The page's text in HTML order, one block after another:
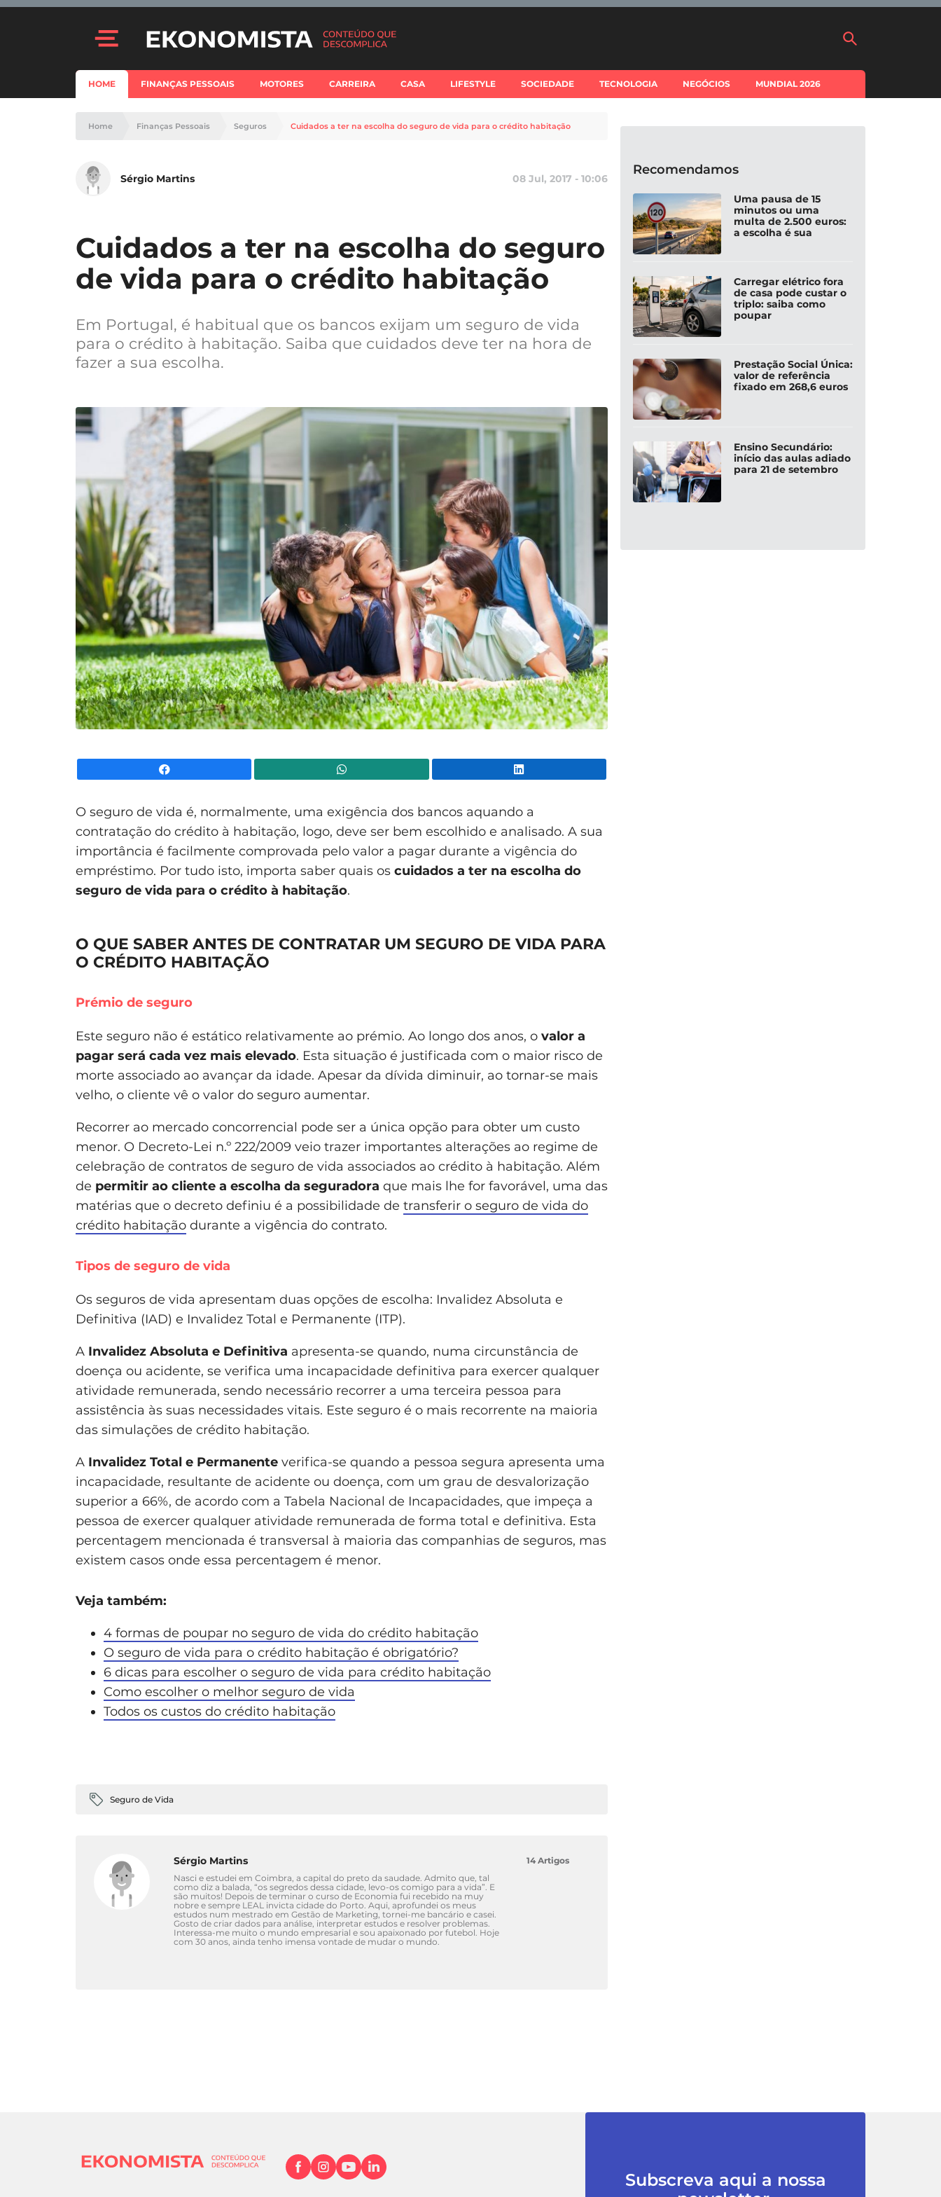
HOME FINANÇAS PESSOAIS MOTORES CARREIRA CASA LIFESTYLE SOCIEDADE TECNOLOGIA NEGÓCIOS MUNDIAL 2026
Home Finanças Pessoais Seguros Cuidados a ter na escolha do seguro de vida para o crédito habitação
Sérgio Martins 08 Jul, 2017 - 10:06
Cuidados a ter na escolha do seguro
de vida para o crédito habitação
Em Portugal, é habitual que os bancos exijam um seguro de vida
para o crédito à habitação. Saiba que cuidados deve ter na hora de
fazer a sua escolha.
O seguro de vida é, normalmente, uma exigência dos bancos aquando a
contratação do crédito à habitação, logo, deve ser bem escolhido e analisado. A sua
importância é facilmente comprovada pelo valor a pagar durante a vigência do
empréstimo. Por tudo isto, importa saber quais os cuidados a ter na escolha do
seguro de vida para o crédito à habitação.
O QUE SABER ANTES DE CONTRATAR UM SEGURO DE VIDA PARA
O CRÉDITO HABITAÇÃO
Prémio de seguro
Este seguro não é estático relativamente ao prémio. Ao longo dos anos, o valor a
pagar será cada vez mais elevado. Esta situação é justificada com o maior risco de
morte associado ao avançar da idade. Apesar da dívida diminuir, ao tornar-se mais
velho, o cliente vê o valor do seguro aumentar.
Recorrer ao mercado concorrencial pode ser a única opção para obter um custo
menor. O Decreto-Lei n.º 222/2009 veio trazer importantes alterações ao regime de
celebração de contratos de seguro de vida associados ao crédito à habitação. Além
de permitir ao cliente a escolha da seguradora que mais lhe for favorável, uma das
matérias que o decreto definiu é a possibilidade de transferir o seguro de vida do
crédito habitação durante a vigência do contrato.
Tipos de seguro de vida
Os seguros de vida apresentam duas opções de escolha: Invalidez Absoluta e
Definitiva (IAD) e Invalidez Total e Permanente (ITP).
A Invalidez Absoluta e Definitiva apresenta-se quando, numa circunstância de
doença ou acidente, se verifica uma incapacidade definitiva para exercer qualquer
atividade remunerada, sendo necessário recorrer a uma terceira pessoa para
assistência às suas necessidades vitais. Este seguro é o mais recorrente na maioria
das simulações de crédito habitação.
A Invalidez Total e Permanente verifica-se quando a pessoa segura apresenta uma
incapacidade, resultante de acidente ou doença, com um grau de desvalorização
superior a 66%, de acordo com a Tabela Nacional de Incapacidades, que impeça a
pessoa de exercer qualquer atividade remunerada de forma total e definitiva. Esta
percentagem mencionada é transversal à maioria das companhias de seguros, mas
existem casos onde essa percentagem é menor.
Veja também:
4 formas de poupar no seguro de vida do crédito habitação
O seguro de vida para o crédito habitação é obrigatório?
6 dicas para escolher o seguro de vida para crédito habitação
Como escolher o melhor seguro de vida
Todos os custos do crédito habitação
Seguro de Vida
Sérgio Martins
Nasci e estudei em Coimbra, a capital do preto da saudade. Admito que, tal
como diz a balada, “os segredos dessa cidade, levo-os comigo para a vida”. E
são muitos! Depois de terminar o curso de Economia fui recebido na muy
nobre e sempre LEAL invicta cidade do Porto. Aqui, aprofundei os meus
estudos num mestrado em Gestão de Marketing, tornei-me bancário e casei.
Gosto de criar dados para análise, interpretar estudos e resolver problemas.
Interessa-me muito o mundo empresarial e sou apaixonado por futebol. Hoje
com 30 anos, ainda tenho imensa vontade de mudar o mundo.
14 Artigos
Recomendamos
Uma pausa de 15
minutos ou uma
multa de 2.500 euros:
a escolha é sua
Carregar elétrico fora
de casa pode custar o
triplo: saiba como
poupar
Prestação Social Única:
valor de referência
fixado em 268,6 euros
Ensino Secundário:
início das aulas adiado
para 21 de setembro
Subscreva aqui a nossa